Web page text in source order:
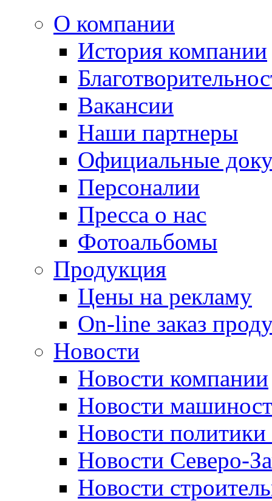
О компании
История компании
Вакансии
Наши партнеры
Официальные
Персоналии
Пресса о нас
Фотоальбомы
Продукция
Цены на рекламу
On-line заказ
Новости
Новости компании
Новости
Новости политики
Новости Северо-
Новости